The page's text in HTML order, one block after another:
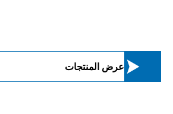
 عرض المنتجات